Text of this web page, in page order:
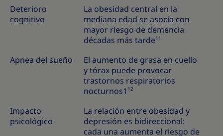
Deterioro
cognitivo
La obesidad central en la
mediana edad se asocia con
mayor riesgo de demencia
décadas más tarde¹¹
Apnea del sueño
El aumento de grasa en cuello
y tórax puede provocar
trastornos respiratorios
nocturnos1¹²
Impacto
psicológico
La relación entre obesidad y
depresión es bidireccional:
cada una aumenta el riesgo de